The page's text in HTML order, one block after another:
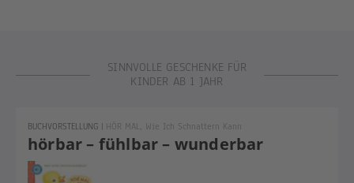
Geschenkideen ab 1 JahrSINNVOLLE GESCHENKE FÜR
KINDER AB 1 JAHR
hörbar – fühlbar – wunderbar
BUCHVORSTELLUNG | HÖR MAL, Wie Ich Schnattern Kann